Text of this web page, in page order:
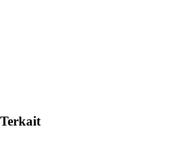
Terkait